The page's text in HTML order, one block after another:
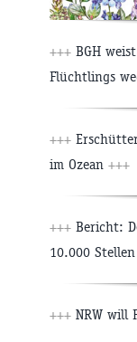
+++ BGH
Flüchtlings
+++
im Ozean +++
+++ Bericht:
10.000
+++ NRW will